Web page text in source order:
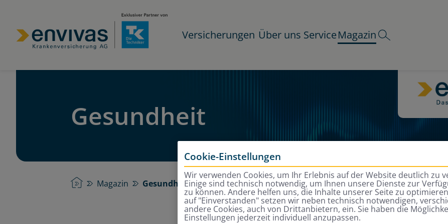
Versicherungen Über uns ServiceMagazin
Gesundheit
StartseiteMagazin Gesundheit
Cookie-Einstellungen
Wir verwenden Cookies, um Ihr Erlebnis auf der Website deutlich zu
Einige sind technisch notwendig, um Ihnen unsere Dienste zur
zu können. Andere helfen uns, die Inhalte unserer Seite zu
auf "Einverstanden" setzen wir neben technisch notwendigen,
andere Cookies, auch von Drittanbietern, ein. Sie haben die
Einstellungen jederzeit individuell anzupassen.